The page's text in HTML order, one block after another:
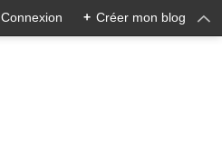
Connexion + Créer mon blog